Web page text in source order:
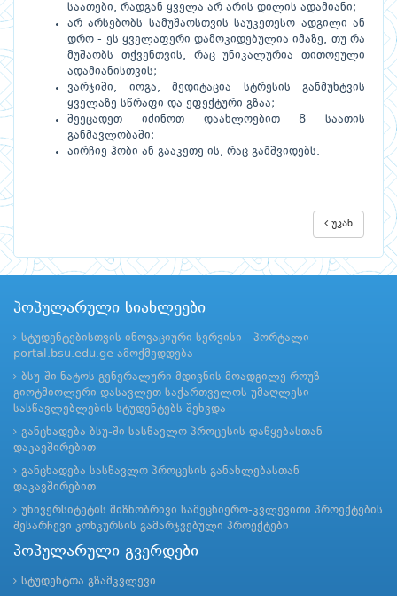
საათები, რადგან ყველა არ არის დილის ადამიანი;
არ არსებობს სამუშაოსთვის საუკეთესო ადგილი ან
დრო - ეს ყველაფერი დამოკიდებულია იმაზე, თუ რა
მუშაობს თქვენთვის, რაც უნიკალურია თითოეული
ადამიანისთვის;
ვარჯიში, იოგა, მედიტაცია სტრესის განმუხტვის
ყველაზე სწრაფი და ეფექტური გზაა;
შეეცადეთ იძინოთ დაახლოებით 8 საათის
განმავლობაში;
აირჩიე ჰობი ან გააკეთე ის, რაც გამშვიდებს.
უკან
პოპულარული სიახლეები
სტუდენტებისთვის ინოვაციური სერვისი - პორტალი
portal.bsu.edu.ge ამოქმედდება
ბსუ-ში ნატოს გენერალური მდივნის მოადგილე როუზ
გიოტმიოლერი დასავლეთ საქართველოს უმაღლესი
სასწავლებლების სტუდენტებს შეხვდა
განცხადება ბსუ-ში სასწავლო პროცესის დაწყებასთან
დაკავშირებით
განცხადება სასწავლო პროცესის განახლებასთან
დაკავშირებით
უნივერსიტეტის მიზნობრივი სამეცნიერო-კვლევითი პროექტების
შესარჩევი კონკურსის გამარჯვებული პროექტები
პოპულარული გვერდები
სტუდენტთა გზამკვლევი